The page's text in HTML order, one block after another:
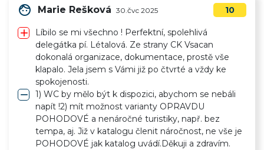
face Marie Rešková 30.čvc 2025
add
Líbilo se mi všechno ! Perfektní, spolehlivá
delegátka pí. Létalová. Ze strany CK Vsacan
dokonalá organizace, dokumentace, prostě vše
klapalo. Jela jsem s Vámi již po čtvrté a vždy ke
spokojenosti.
remove 1) WC by mělo být k dispozici, abychom se nebáli
napít !2) mít možnost varianty OPRAVDU
POHODOVÉ a nenáročné turistiky, např. bez
tempa, aj. Již v katalogu členit náročnost, ne vše je
POHODOVÉ jak katalog uvádí.Děkuji a zdravím.
10